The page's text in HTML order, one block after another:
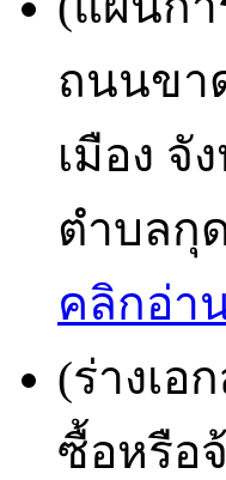
ถนนขา
เมือง จั
ตำบลกุ
คลิกอ่า
(ร่างเอ
ซื้อหรือ